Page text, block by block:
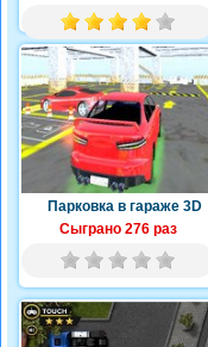
Парковка в гараже 3D
Сыграно 276 раз